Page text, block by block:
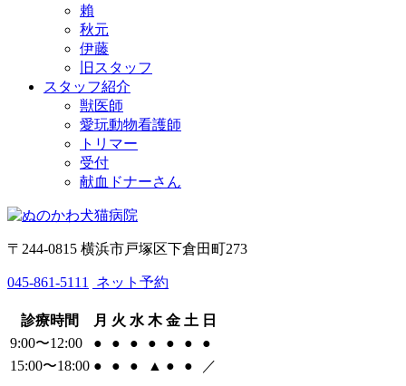
賴
秋元
伊藤
旧スタッフ
スタッフ紹介
獣医師
愛玩動物看護師
トリマー
受付
献血ドナーさん
〒244-0815 横浜市戸塚区下倉田町273
045-861-5111 ネット予約
診療時間 月 火 水 木 金 土 日
9:00〜12:00
● ● ● ● ● ●
●
15:00〜18:00 ● ● ● ▲ ● ● ／